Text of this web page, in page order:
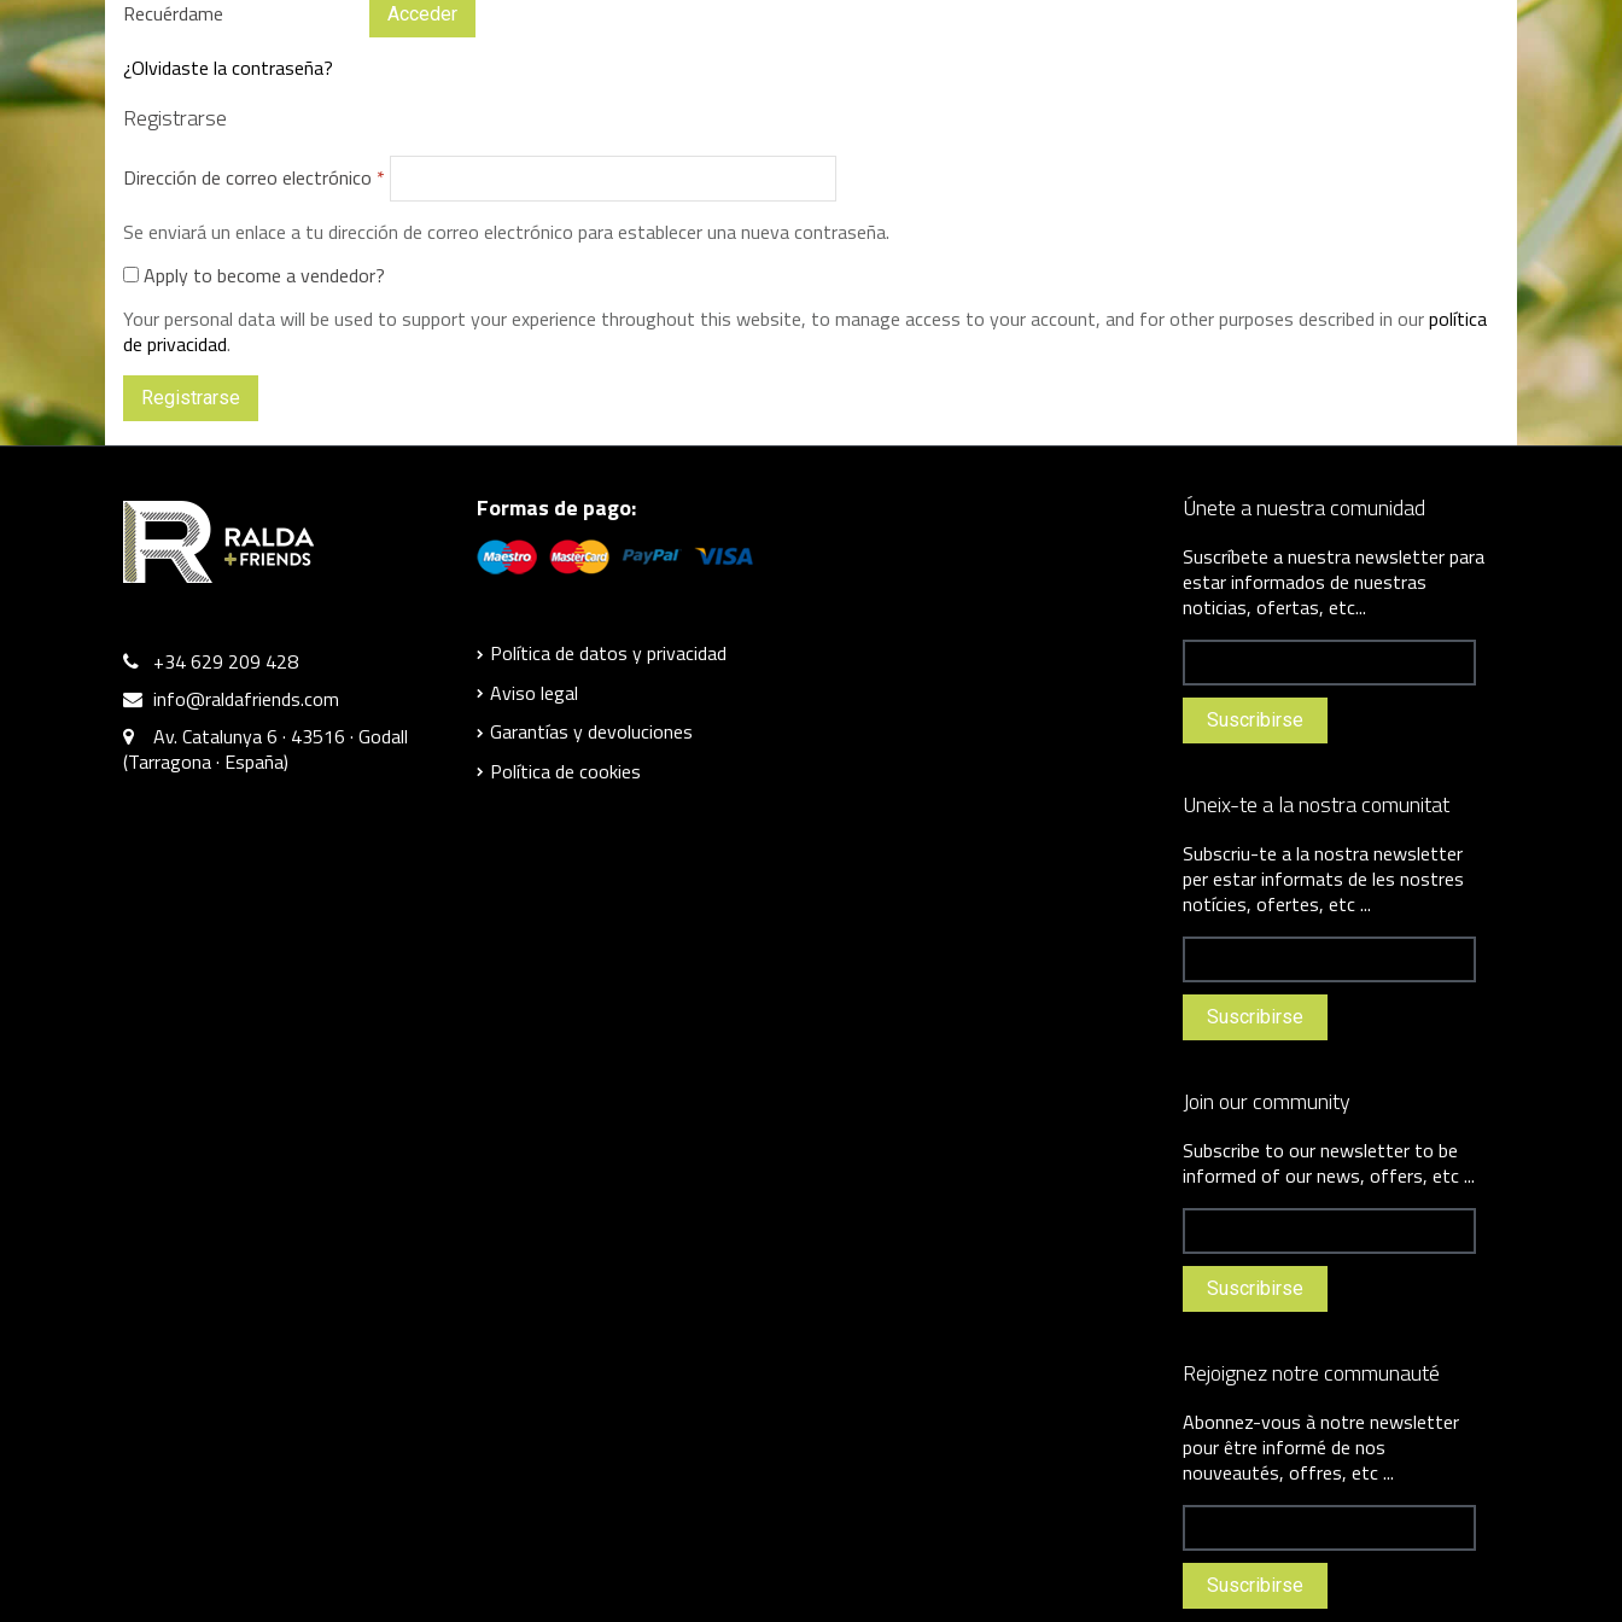
Recuérdame Acceder
¿Olvidaste la contraseña?
Registrarse
Dirección de correo electrónico *
Se enviará un enlace a tu dirección de correo electrónico para establecer una nueva contraseña.
Apply to become a vendedor?
Your personal data will be used to support your experience throughout this website, to manage access to your account, and for other purposes described in ourpolítica
de privacidad.
Registrarse
+34 629 209 428
info@raldafriends.com
Av. Catalunya 6 · 43516 · Godall
(Tarragona · España)
Formas de pago:
Política de datos y privacidad
Aviso legal
Garantías y devoluciones
Política de cookies
Únete a nuestra comunidad
Suscríbete a nuestra newsletter para
estar informados de nuestras
noticias, ofertas, etc...
Uneix-te a la nostra comunitat
Subscriu-te a la nostra newsletter
per estar informats de les nostres
notícies, ofertes, etc ...
Join our community
Subscribe to our newsletter to be
informed of our news, offers, etc ...
Rejoignez notre communauté
Abonnez-vous à notre newsletter
pour être informé de nos
nouveautés, offres, etc ...